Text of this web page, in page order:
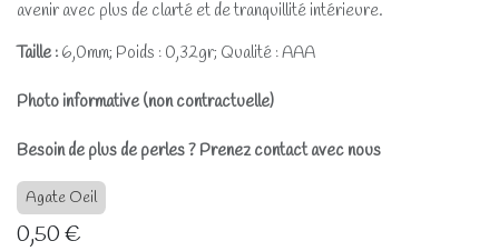
avenir avec plus de clarté et de tranquillité intérieure.
Taille : 6,0mm; Poids : 0,32gr; Qualité : AAA
Photo informative (non contractuelle)
Besoin de plus de perles ? Prenez contact avec nous
Agate Oeil
0,50€